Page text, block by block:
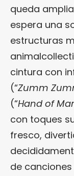
queda
espera una
estructuras
cintura con
(“Zumm
(“Hand of
con toques
fresco,
de